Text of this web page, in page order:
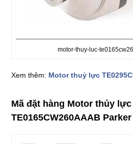
motor-thuy-luc-
Xem thêm: Motor thuỷ lực
Mã đặt hàng Motor thủy lực
TE0165CW260AAAB Parker